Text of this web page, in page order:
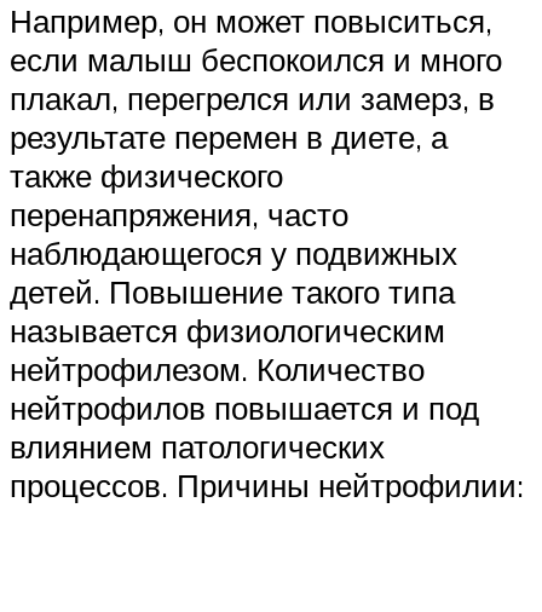
Например, он может повыситься,
если малыш беспокоился и много
плакал, перегрелся или замерз, в
результате перемен в диете, а
также физического
перенапряжения, часто
наблюдающегося у подвижных
детей. Повышение такого типа
называется физиологическим
нейтрофилезом. Количество
нейтрофилов повышается и под
влиянием патологических
процессов. Причины нейтрофилии: